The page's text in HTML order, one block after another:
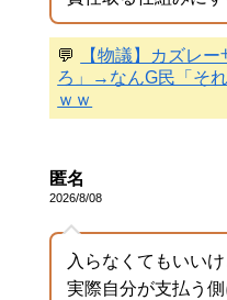
💬
【物議】カズレ
ろ」→なんG民「そ
ｗｗ
匿名
2026/8/08
入らなくてもいい
実際自分が支払う